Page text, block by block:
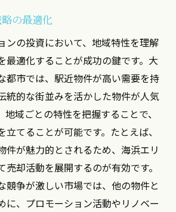
必要なデータと分析方法
す効果的な売却戦略
でリスクを管理する
践する戦略的売却の秘訣
ら学ぶ戦略的投資アプローチ
都市別ワンルームマンション売
売却成功事例とその教訓
場特性を活かした投資法
成功者が語る売却戦略
の最適化
ンの投資において、地域特性を理解
最適化することが成功の鍵です。大
都市では、駅近物件が高い需要を持
統的な街並みを活かした物件が人気
域ごとの特性を把握することで、
てることが可能です。たとえば、
件が魅力的とされるため、海浜エリ
売却活動を展開するのが有効です。
競争が激しい市場では、他の物件と
に、プロモーション活動やリノベー